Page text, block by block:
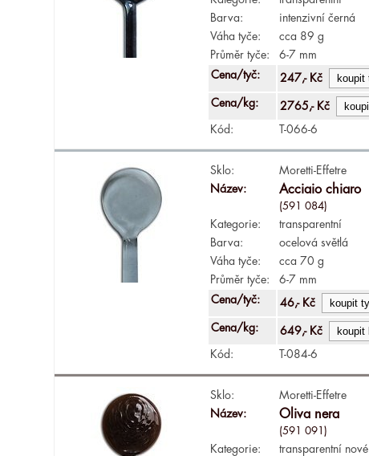
Barva:
intenzivní černá
Váha tyče:
cca 89 g
Průměr tyče:
6-7 mm
Cena/tyč:
247,- Kč
Cena/kg: 2765,- Kč
Kód: T-066-6
Sklo:
Moretti-Effetre
Název:
Acciaio chiaro
(591 084)
Kategorie:
transparentní
Barva:
ocelová světlá
Váha tyče:
cca 70 g
Průměr tyče:
6-7 mm
Cena/tyč:
46,- Kč
Cena/kg: 649,- Kč
Kód: T-084-6
Sklo:
Moretti-Effetre
Název:
Oliva nera
(591 091)
Kategorie:
transparentní nové